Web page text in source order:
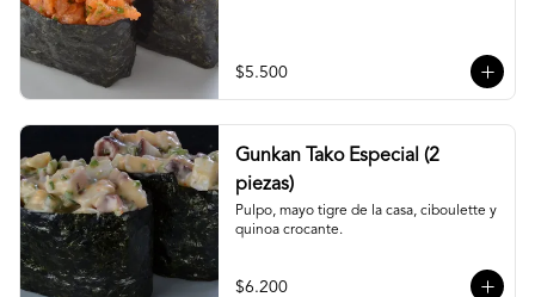
$5.500
Gunkan Tako Especial (2
piezas)
Pulpo, mayo tigre de la casa, ciboulette y
quinoa crocante.
$6.200